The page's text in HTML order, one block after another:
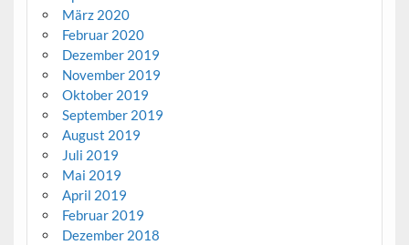
März 2020
Februar 2020
Dezember 2019
November 2019
Oktober 2019
September 2019
August 2019
Juli 2019
Mai 2019
April 2019
Februar 2019
Dezember 2018